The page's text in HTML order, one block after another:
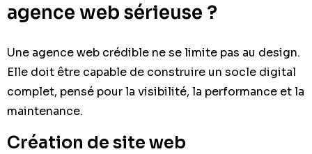
agence web sérieuse ?
Une agence web crédible ne se limite pas au design.
Elle doit être capable de construire un socle digital
complet, pensé pour la visibilité, la performance et la
maintenance.
Création de site web